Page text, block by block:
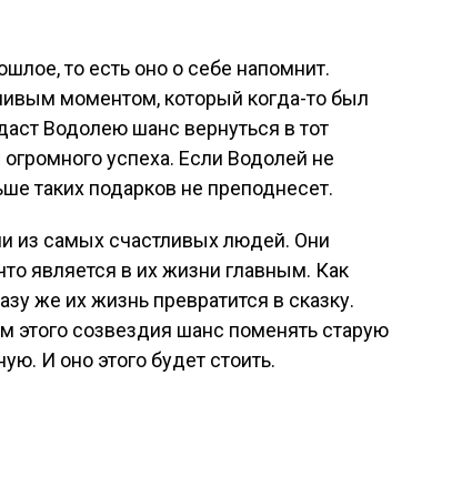
то есть оно о себе напомнит.
моментом, который когда-то был
Водолею шанс вернуться в тот
успеха. Если Водолей не
таких подарков не преподнесет.
из самых счастливых людей. Они
является в их жизни главным. Как
же их жизнь превратится в сказку.
этого созвездия шанс поменять старую
И оно этого будет стоить.